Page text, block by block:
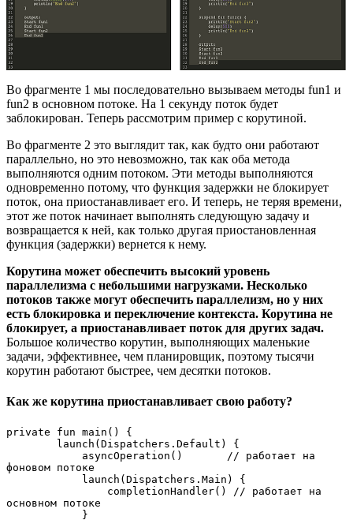
Во фрагменте 1 мы последовательно вызываем методы fun1 и
fun2 в основном потоке. На 1 секунду поток будет
заблокирован. Теперь рассмотрим пример с корутиной.
Во фрагменте 2 это выглядит так, как будто они работают
параллельно, но это невозможно, так как оба метода
выполняются одним потоком. Эти методы выполняются
одновременно потому, что функция задержки не блокирует
поток, она приостанавливает его. И теперь, не теряя времени,
этот же поток начинает выполнять следующую задачу и
возвращается к ней, как только другая приостановленная
функция (задержки) вернется к нему.
Корутина может обеспечить высокий уровень
параллелизма с небольшими нагрузками. Несколько
потоков также могут обеспечить параллелизм, но у них
есть блокировка и переключение контекста. Корутина не
блокирует, а приостанавливает поток для других задач.
Большое количество корутин, выполняющих маленькие
задачи, эффективнее, чем планировщик, поэтому тысячи
корутин работают быстрее, чем десятки потоков.
Как же корутина приостанавливает свою работу?
private fun main() {
фоновом потоке
основном потоке